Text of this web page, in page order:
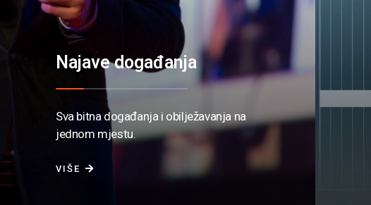
Najave događanja
Sva bitna događanja i obilježavanja na
jednom mjestu.
VIŠE